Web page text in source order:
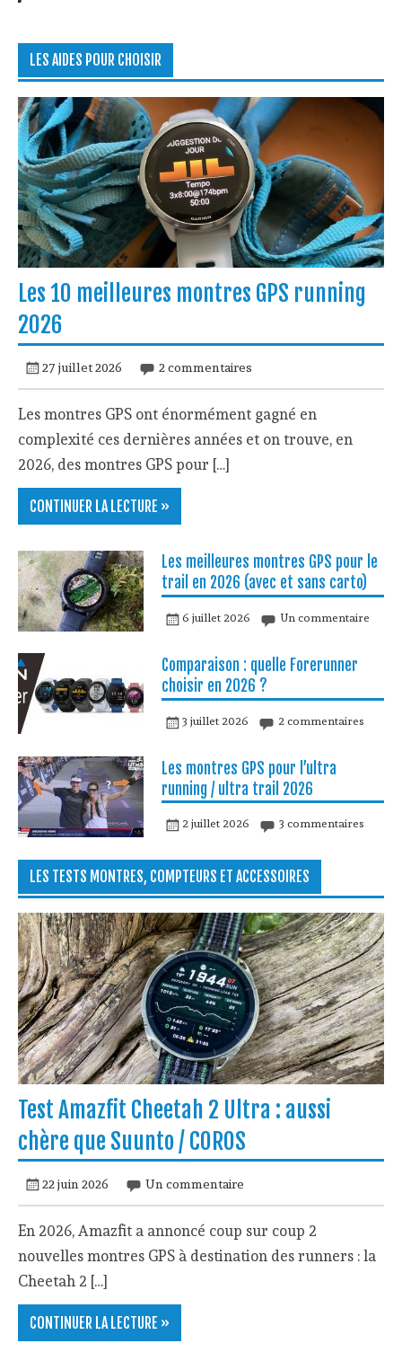
LES AIDES POUR CHOISIR
Les 10 meilleures montres GPS running
2026
27 juillet 2026 2 commentaires
Les montres GPS ont énormément gagné en
complexité ces dernières années et on trouve, en
2026, des montres GPS pour […]
CONTINUER LA LECTURE »
Les meilleures montres GPS pour le
trail en 2026 (avec et sans carto)
6 juillet 2026 Un commentaire
Comparaison : quelle Forerunner
choisir en 2026 ?
3 juillet 2026 2 commentaires
Les montres GPS pour l’ultra
running / ultra trail 2026
2 juillet 2026 3 commentaires
LES TESTS MONTRES, COMPTEURS ET ACCESSOIRES
Test Amazfit Cheetah 2 Ultra : aussi
chère que Suunto / COROS
22 juin 2026 Un commentaire
En 2026, Amazfit a annoncé coup sur coup 2
nouvelles montres GPS à destination des runners : la
Cheetah 2 […]
CONTINUER LA LECTURE »